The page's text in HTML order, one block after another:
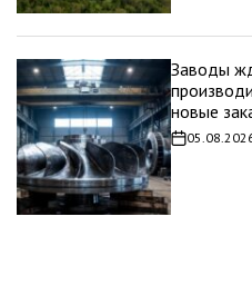
Заводы
новые
Дата